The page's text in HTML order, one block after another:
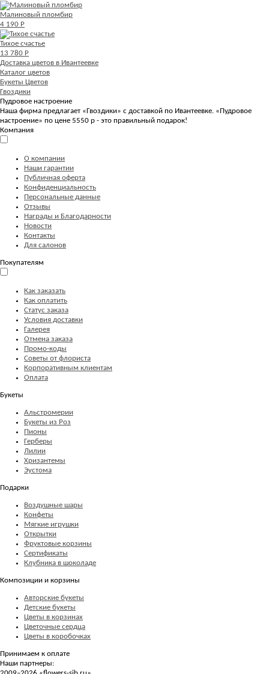
Малиновый пломбир
4 190 Р
Тихое счастье
13 780 Р
Доставка цветов в Ивантеевке
Каталог цветов
Букеты Цветов
Гвоздики
Пудровое настроение
Наша фирма предлагает «Гвоздики» с доставкой по Ивантеевке. «Пудровое
настроение» по цене 5550 р - это правильный подарок!
Компания
О компании
Наши гарантии
Публичная оферта
Конфиденциальность
Персональные данные
Отзывы
Награды и Благодарности
Новости
Контакты
Для салонов
Покупателям
Как заказать
Как оплатить
Статус заказа
Условия доставки
Галерея
Отмена заказа
Промо-коды
Советы от флориста
Корпоративным клиентам
Оплата
Букеты
Альстромерии
Букеты из Роз
Пионы
Герберы
Лилии
Хризантемы
Эустома
Подарки
Воздушные шары
Конфеты
Мягкие игрушки
Открытки
Фруктовые корзины
Сертификаты
Клубника в шоколаде
Композиции и корзины
Авторские букеты
Детские букеты
Цветы в корзинах
Цветочные сердца
Цветы в коробочках
Принимаем к оплате
Наши партнеры: